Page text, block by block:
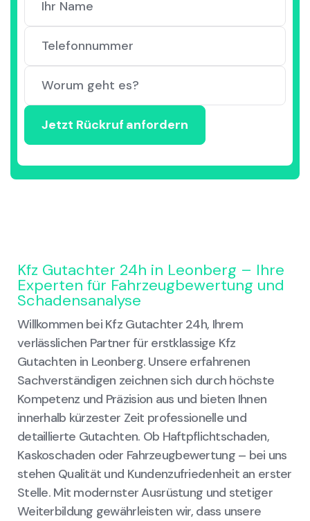
Kfz Gutachter 24h in Leonberg – Ihre
Experten für Fahrzeugbewertung und
Schadensanalyse
Willkommen bei Kfz Gutachter 24h, Ihrem
verlässlichen Partner für erstklassige Kfz
Gutachten in Leonberg. Unsere erfahrenen
Sachverständigen zeichnen sich durch höchste
Kompetenz und Präzision aus und bieten Ihnen
innerhalb kürzester Zeit professionelle und
detaillierte Gutachten. Ob Haftpflichtschaden,
Kaskoschaden oder Fahrzeugbewertung – bei uns
stehen Qualität und Kundenzufriedenheit an erster
Stelle. Mit modernster Ausrüstung und stetiger
Weiterbildung gewährleisten wir, dass unsere